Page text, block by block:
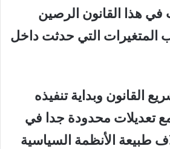
هذا القانون الرصين
المتغيرات التي حدثت داخل
القانون وبداية تنفيذه
عاما مع تعديلات محدودة جدا في
طبيعة الأنظمة السياسية